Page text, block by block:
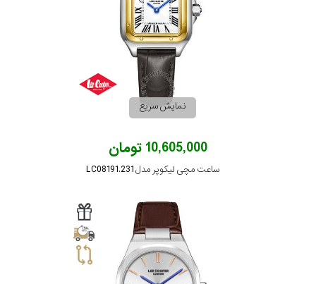
نمایش سریع
10,605,000 تومان
ساعت مچی لیکوپر مدل LC08191.231